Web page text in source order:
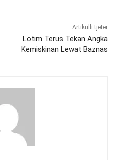
Artikulli tjetër
Lotim Terus Tekan Angka
Kemiskinan Lewat Baznas